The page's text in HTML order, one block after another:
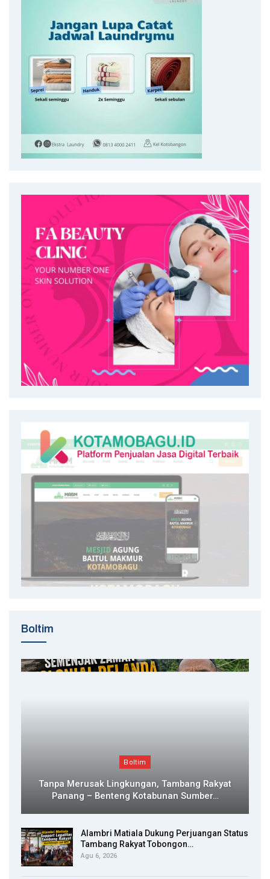
Boltim
Boltim
Tanpa Merusak Lingkungan, Tambang Rakyat
Panang – Benteng Kotabunan Sumber…
Alambri Matiala Dukung Perjuangan Status
Tambang Rakyat Tobongon…
Agu 6, 2026